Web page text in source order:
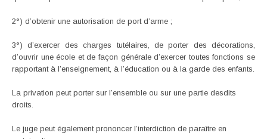
2°) d’obtenir une autorisation de port d’arme ;
3°) d’exercer des charges tutélaires, de porter des décorations,
d’ouvrir une école et de façon générale d’exercer toutes fonctions se
rapportant à l’enseignement, à l’éducation ou à la garde des enfants.
La privation peut porter sur l’ensemble ou sur une partie desdits
droits.
Le juge peut également prononcer l’interdiction de paraître en